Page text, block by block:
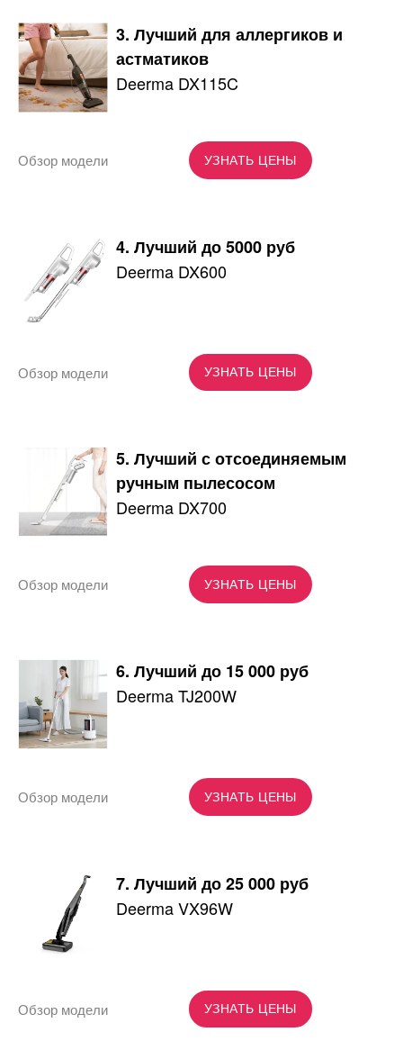
3. Лучший для аллергиков и
астматиков
Deerma DX115C
УЗНАТЬ ЦЕНЫ
Обзор модели
4. Лучший до 5000 руб
Deerma DX600
УЗНАТЬ ЦЕНЫ
Обзор модели
5. Лучший с отсоединяемым
ручным пылесосом
Deerma DX700
УЗНАТЬ ЦЕНЫ
Обзор модели
6. Лучший до 15 000 руб
Deerma TJ200W
УЗНАТЬ ЦЕНЫ
Обзор модели
7. Лучший до 25 000 руб
Deerma VX96W
УЗНАТЬ ЦЕНЫ
Обзор модели